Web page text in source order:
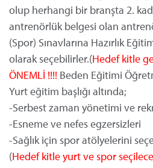
olup herhangi bir branşta 2.
antrenörlük belgesi olan
(Spor) Sınavlarına Hazırlık
olarak seçebilirler.(Hedef kitle
ÖNEMLİ !!!! Beden Eğitimi
Yurt eğitim başlığı altında;
-Serbest zaman yönetimi ve
-Esneme ve nefes egzersizleri
-Sağlık için spor atölyelerini
(Hedef kitle yurt ve spor